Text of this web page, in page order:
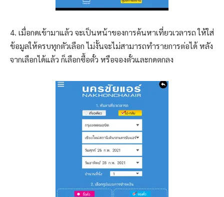
4. เมื่อกดเข้ามาแล้ว จะเป็นหน้าของการค้นหาเที่ยวเวลารถ ให้ใส่
ข้อมูลให้ครบทุกตัวเลือก ไม่งั้นจะไม่สามารถทำรายการต่อได้ หลัง
จากเลือกได้แล้ว ก็เลือกซื้อตั๋ว หรือจองตั๋วและกดตกลง